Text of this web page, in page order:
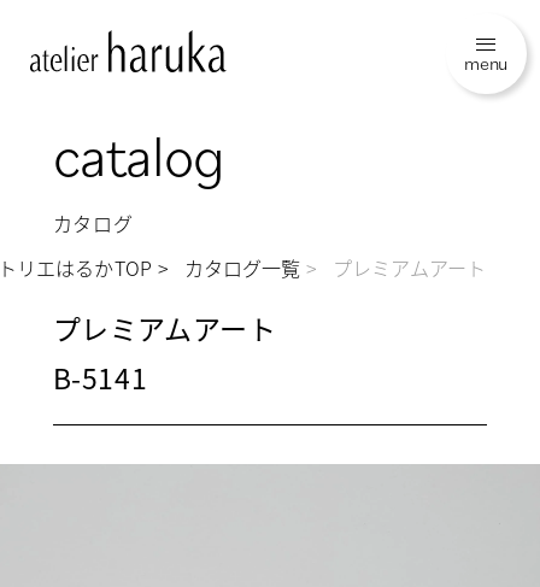
menu
catalog
カタログ
リエはるかTOP
カタログ一覧 プレミアムアート
プレミアムアート
B-5141